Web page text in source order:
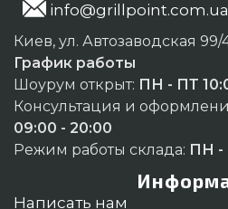
info@grillpoint.com.ua
Киев, ул. Автозаводская 99/
График работы
Шоурум открыт: ПН - ПТ
Консультация и
09:00 - 20:00
Режим работы склада: ПН -
Написать нам